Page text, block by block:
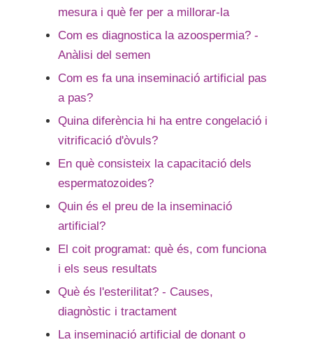
mesura i què fer per a millorar-la
Com es diagnostica la azoospermia? -
Anàlisi del semen
Com es fa una inseminació artificial pas
a pas?
Quina diferència hi ha entre congelació i
vitrificació d'òvuls?
En què consisteix la capacitació dels
espermatozoides?
Quin és el preu de la inseminació
artificial?
El coit programat: què és, com funciona
i els seus resultats
Què és l'esterilitat? - Causes,
diagnòstic i tractament
La inseminació artificial de donant o